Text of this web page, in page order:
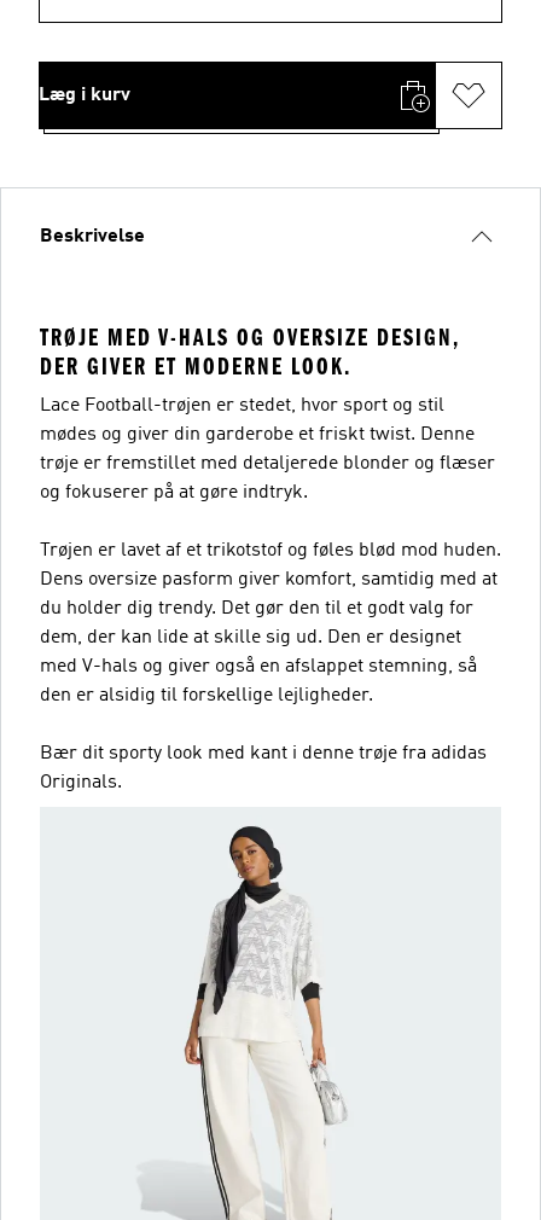
Læg i kurv
Beskrivelse
TRØJE MED V-HALS OG OVERSIZE DESIGN,
DER GIVER ET MODERNE LOOK.
Lace Football-trøjen er stedet, hvor sport og stil
mødes og giver din garderobe et friskt twist. Denne
trøje er fremstillet med detaljerede blonder og flæser
og fokuserer på at gøre indtryk.
Trøjen er lavet af et trikotstof og føles blød mod huden.
Dens oversize pasform giver komfort, samtidig med at
du holder dig trendy. Det gør den til et godt valg for
dem, der kan lide at skille sig ud. Den er designet
med V-hals og giver også en afslappet stemning, så
den er alsidig til forskellige lejligheder.
Bær dit sporty look med kant i denne trøje fra adidas
Originals.